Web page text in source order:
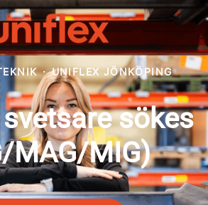
· UNIFLEX JÖNKÖPING
sökes
MAG/MIG)